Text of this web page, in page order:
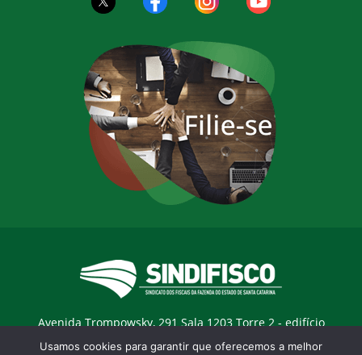
Avenida Trompowsky, 291 Sala 1203 Torre 2 - edifício
Trompowsky Corporate - Centro - Florianopólis / SC - CEP:
Usamos cookies para garantir que oferecemos a melhor